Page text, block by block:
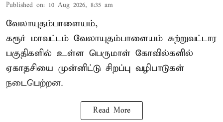
Published on: 10 Aug 2026, 8:35 am
வேலாயுதம்பாளையம்,
கரூர் மாவட்டம் வேலாயுதம்பாளையம் சுற்றுவட்டார
பகுதிகளில் உள்ள பெருமாள் கோவில்களில்
ஏகாதசியை முன்னிட்டு சிறப்பு வழிபாடுகள்
நடைபெற்றன.
Read More